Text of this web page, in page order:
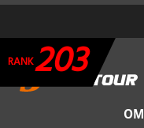
RANK203